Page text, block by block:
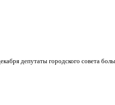
депутаты городского совета